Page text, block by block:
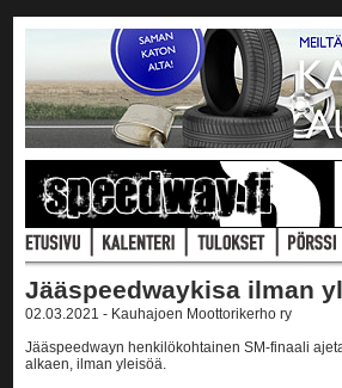
Jääspeedwaykisa ilman
02.03.2021 - Kauhajoen Moottorikerho ry
Jääspeedwayn henkilökohtainen SM-finaali
alkaen, ilman yleisöä.